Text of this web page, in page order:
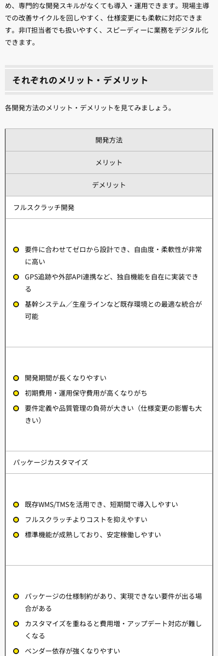
め、専門的な開発スキルがなくても導入・運用できます。現場主導
での改善サイクルを回しやすく、仕様変更にも柔軟に対応できま
す。非IT担当者でも扱いやすく、スピーディーに業務をデジタル化
できます。
それぞれのメリット・デメリット
各開発方法のメリット・デメリットを見てみましょう。
開発方法
メリット
デメリット
フルスクラッチ開発
要件に合わせてゼロから設計でき、自由度・柔軟性が非常
に高い
GPS追跡や外部API連携など、独自機能を自在に実装でき
る
基幹システム／生産ラインなど既存環境との最適な統合が
可能
開発期間が長くなりやすい
初期費用・運用保守費用が高くなりがち
要件定義や品質管理の負荷が大きい（仕様変更の影響も大
きい）
パッケージカスタマイズ
既存WMS/TMSを活用でき、短期間で導入しやすい
フルスクラッチよりコストを抑えやすい
標準機能が成熟しており、安定稼働しやすい
パッケージの仕様制約があり、実現できない要件が出る場
合がある
カスタマイズを重ねると費用増・アップデート対応が難し
くなる
ベンダー依存が強くなりやすい